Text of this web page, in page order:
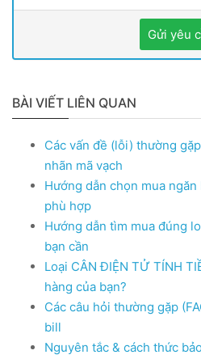
Gửi yêu
BÀI VIẾT LIÊN QUAN
Các vấn đề (lỗi) thường
nhãn mã vạch
Hướng dẫn chọn mua
phù hợp
Hướng dẫn tìm mua đúng
bạn cần
Loại CÂN ĐIỆN TỬ TÍNH
hàng của bạn?
Các câu hỏi thường gặp
bill
Nguyên tắc & cách thức